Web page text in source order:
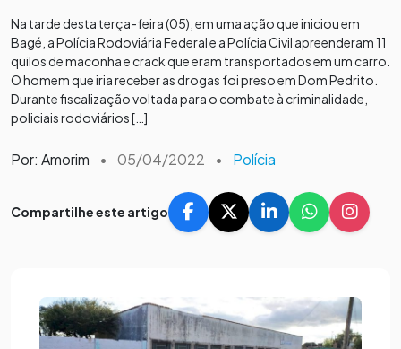
Na tarde desta terça-feira (05), em uma ação que iniciou em
Bagé, a Polícia Rodoviária Federal e a Polícia Civil apreenderam 11
quilos de maconha e crack que eram transportados em um carro.
O homem que iria receber as drogas foi preso em Dom Pedrito.
Durante fiscalização voltada para o combate à criminalidade,
policiais rodoviários […]
Por: Amorim • 05/04/2022 • Polícia
Compartilhe este artigo